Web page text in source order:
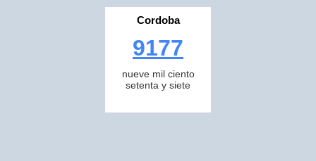
Cordoba
9177
nueve mil ciento
setenta y siete